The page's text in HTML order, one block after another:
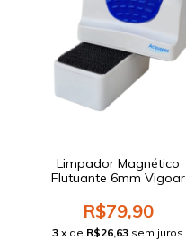
Limpador Magnético
Flutuante 6mm Vigoar
R$79,90
3 x de R$26,63 sem juros